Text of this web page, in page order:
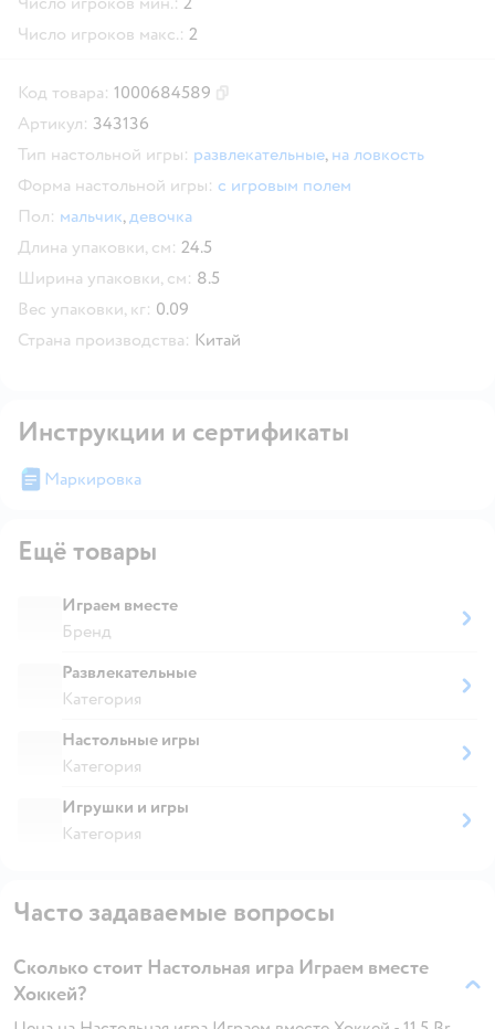
Число игроков макс.: 2
Код товара: 1000684589
Артикул: 343136
Тип настольной игры: развлекательные, на ловкость
Форма настольной игры: с игровым полем
Пол: мальчик,девочка
Длина упаковки, см: 24.5
Ширина упаковки, см: 8.5
Вес упаковки, кг: 0.09
Страна производства: Китай
Инструкции и сертификаты
Маркировка
Ещё товары
Играем вместе
Бренд
Развлекательные
Категория
Настольные игры
Категория
Игрушки и игры
Категория
Часто задаваемые вопросы
Сколько стоит Настольная игра Играем вместе
Хоккей?